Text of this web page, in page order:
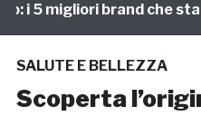
5 migliori brand che
SALUTE E BELLEZZA
Scoperta